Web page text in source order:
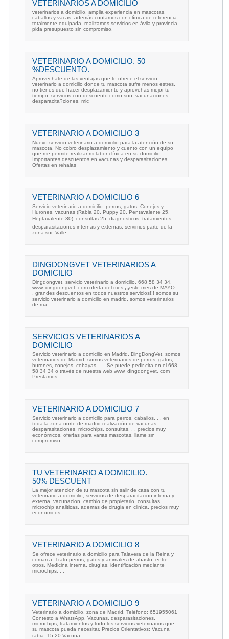
VETERINARIOS A DOMICILIO
veterinarios a domicilio, amplia experiencia en mascotas,
caballos y vacas, además contamos con clínica de referencia
totalmente equipada, realizamos servicios en ávila y provincia,
pida presupuesto sin compromiso,
VETERINARIO A DOMICILIO. 50
%DESCUENTO.
Aprovechate de las ventajas que te ofrece el servicio
veterinario a domicilio donde tu mascota sufre menos estres,
no tienes que hacer desplazamiento y aprovehas mejor tu
tiempo. servicios con descuento como son, vacunaciones,
desparacita?ciones, mic
VETERINARIO A DOMICILIO 3
Nuevo servicio veterinario a domicilio para la atención de su
mascota. No cobro desplazamiento y cuento con un equipo
que me permite realizar mi labor clínica en su domicilio.
Importantes descuentos en vacunas y desparasitaciones.
Ofertas en rehalas
VETERINARIO A DOMICILIO 6
Servicio veterinario a domicilio. perros, gatos, Conejos y
Hurones, vacunas (Rabia 20, Puppy 20, Pentavalente 25,
Heptavalente 30), consultas 25, diagnosticos, tratamientos,
desparasitaciones internas y externas, servimos parte de la
zona sur, Valle
DINGDONGVET VETERINARIOS A
DOMICILIO
Dingdongvet, servicio veterinario a domicilio, 668 58 34 34.
www. dingdongvet. com oferta del mes ¡¡¡este mes de MAYO. .
. grandes descuentos en todos nuestros servicios!!! somos su
servicio veterinario a domicilio en madrid, somos veterinarios
de ma
SERVICIOS VETERINARIOS A
DOMICILIO
Servicio veterinario a domicilio en Madrid, DingDongVet, somos
veterinarios de Madrid, somos veterinarios de perros, gatos,
hurones, conejos, cobayas . . . Se puede pedir cita en el 668
58 34 34 o través de nuestra web www. dingdongvet. com
Prestamos
VETERINARIO A DOMICILIO 7
Servicio veterinario a domicilio para perros, caballos. . . en
toda la zona norte de madrid realización de vacunas,
desparasitaciones, microchips, consultas. . . precios muy
económicos. ofertas para varias mascotas. llame sin
compromiso.
TU VETERINARIO A DOMICILIO.
50% DESCUENT
La mejor atencion de tu mascota sin salir de casa con tu
veterinario a domicilio, servicios de desparacitacion interna y
externa, vacunacion, cambio de propietario, consultas,
microchip analiticas, ademas de cirugia en clinica, precios muy
economicos
VETERINARIO A DOMICILIO 8
Se ofrece veterinario a domicilio para Talavera de la Reina y
comarca. Trato perros, gatos y animales de abasto, entre
otros. Medicina interna, cirugías, identificación mediante
microchips. . .
VETERINARIO A DOMICILIO 9
Veterinario a domicilio, zona de Madrid. Teléfono: 651955061
Contesto a WhatsApp. Vacunas, desparasitaciones,
microchips, tratamientos y todo los servicios veterinarios que
su mascota pueda necesitar. Precios Orientativos: Vacuna
rabia: 15-20 Vacuna